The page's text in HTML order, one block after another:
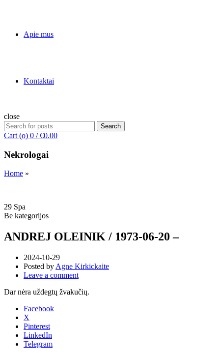
Apie mus
Kontaktai
close
Search
for:
Search
Cart (o) 0 / €0.00
Nekrologai
Home »
29 Spa
Be kategorijos
ANDREJ OLEINIK / 1973-06-20 –
2024-10-29
Posted by Agne Kirkickaite
Leave a comment
Dar nėra uždegtų žvakučių.
Facebook
X
Pinterest
LinkedIn
Telegram